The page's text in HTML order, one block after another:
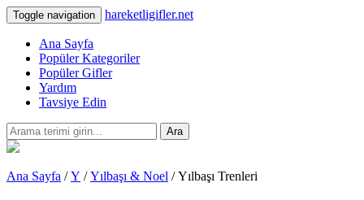
Toggle navigation hareketligifler.net
Ana Sayfa
Popüler Kategoriler
Popüler Gifler
Yardım
Tavsiye Edin
Ara
Ana Sayfa /Y /Yılbaşı & Noel / Yılbaşı Trenleri